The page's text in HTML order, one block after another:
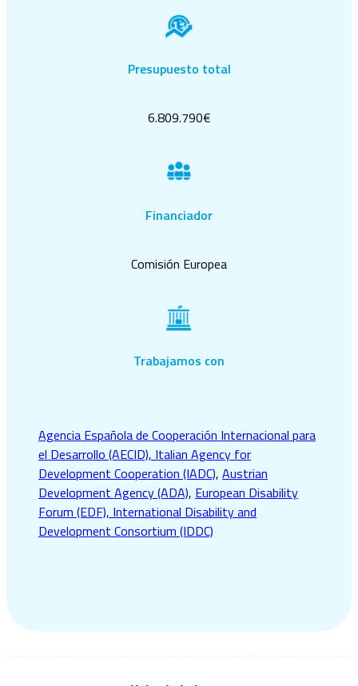
Presupuesto total
6.809.790€
Financiador
Comisión Europea
Trabajamos con
Agencia Española de Cooperación Internacional para
el Desarrollo (AECID), Italian Agency for
Development Cooperation (IADC), Austrian
Development Agency (ADA), European Disability
Forum (EDF), International Disability and
Development Consortium (IDDC)